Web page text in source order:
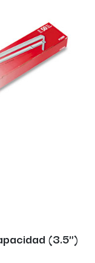
(3.5")